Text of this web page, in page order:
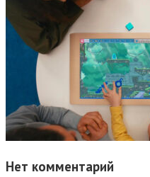
Нет комментарий